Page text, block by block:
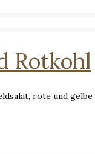
Rotkohl
rote und gelbe